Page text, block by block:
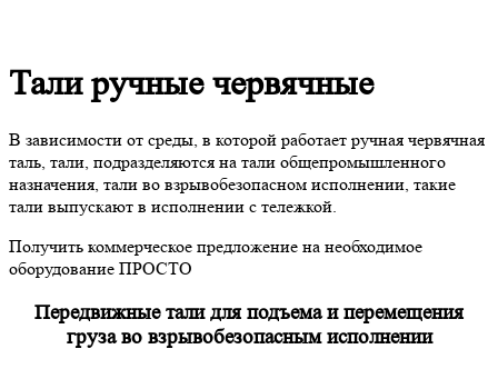
Тали ручные червячные
В зависимости от среды, в которой работает ручная червячная
таль, тали, подразделяются на тали общепромышленного
назначения, тали во взрывобезопасном исполнении, такие
тали выпускают в исполнении с тележкой.
Получить коммерческое предложение на необходимое
оборудование ПРОСТО
Передвижные тали для подъема и перемещения
груза во взрывобезопасным исполнении